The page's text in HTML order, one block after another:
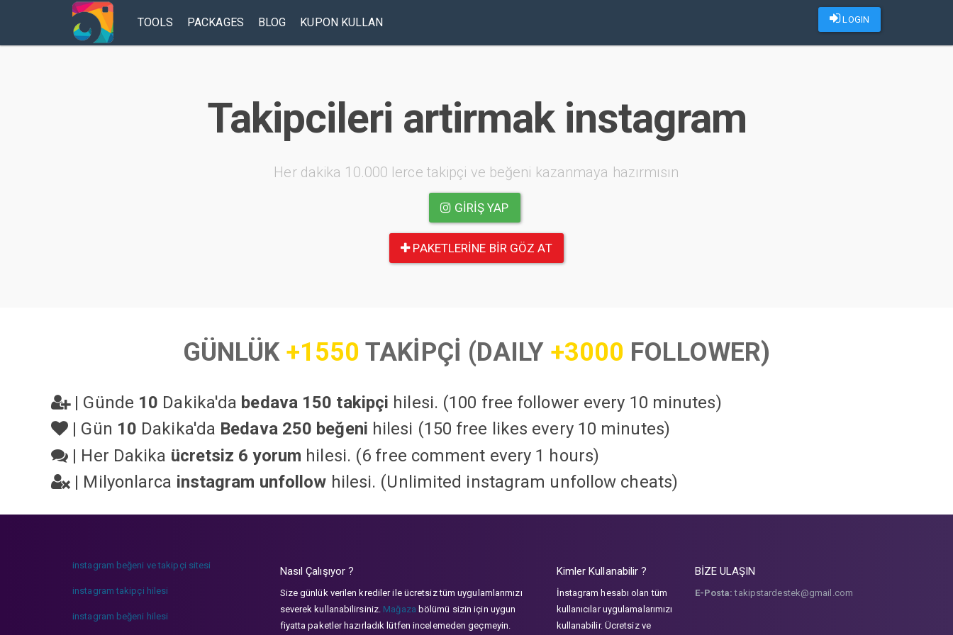
LOGIN
TOOLS PACKAGES BLOG KUPON KULLAN
Takipcileri artirmak instagram
Her dakika 10.000 lerce takipçi ve beğeni kazanmaya hazırmısın
GIRIŞ YAP
PAKETLERINE BIR GÖZ AT
GÜNLÜK +1550 TAKİPÇİ (DAILY +3000 FOLLOWER)
| Günde 10 Dakika'da bedava 150 takipçi hilesi. (100 free follower every 10 minutes)
| Gün 10 Dakika'da Bedava 250 beğeni hilesi (150 free likes every 10 minutes)
| Her Dakika ücretsiz 6 yorum hilesi. (6 free comment every 1 hours)
| Milyonlarca instagram unfollow hilesi. (Unlimited instagram unfollow cheats)
instagram beğeni ve takipçi sitesi
instagram takipçi hilesi
instagram beğeni hilesi
Nasıl Çalışıyor ?
Size günlük verilen krediler ile ücretsiz tüm uygulamlarımızı
severek kullanabilirsiniz. Mağaza bölümü sizin için uygun
fiyatta paketler hazırladık lütfen incelemeden geçmeyin.
Kimler Kullanabilir ?
İnstagram hesabı olan tüm
kullanıcılar uygulamalarımızı
kullanabilir. Ücretsiz ve
BİZE ULAŞIN
E-Posta: takipstardestek@gmail.com